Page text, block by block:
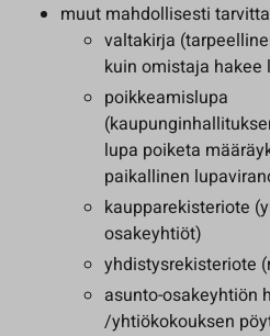
muut mahdollisesti
valtakirja
kuin omistaja hakee
poikkeamislupa
lupa poiketa
paikallinen
kaupparekisteriote
osakeyhtiöt)
yhdistysrekisteriote
asunto-osakeyhtiön
/yhtiökokouksen